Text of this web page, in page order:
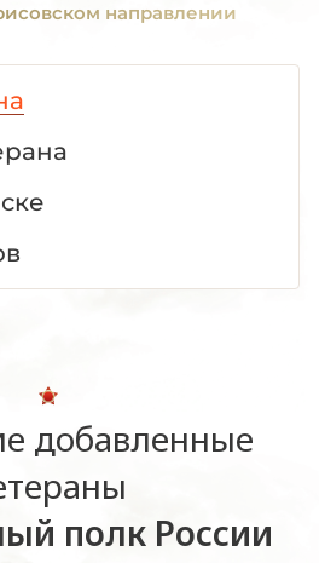
направлении
добавленные
полк России